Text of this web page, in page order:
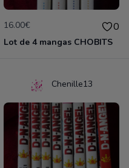
16.00€ 0
Lot de 4 mangas CHOBITS
Chenille13